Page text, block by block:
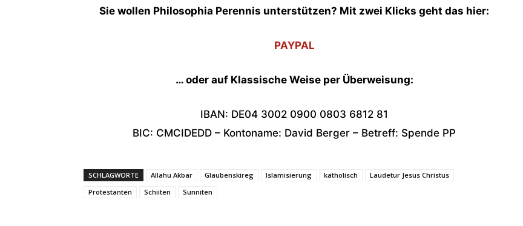
Sie wollen Philosophia Perennis unterstützen? Mit zwei Klicks geht das hier:
PAYPAL
… oder auf Klassische Weise per Überweisung:
IBAN: DE04 3002 0900 0803 6812 81
BIC: CMCIDEDD – Kontoname: David Berger – Betreff: Spende PP
SCHLAGWORTE Allahu Akbar Glaubenskireg Islamisierung katholisch
Laudetur Jesus Christus
Protestanten
Schiiten Sunniten